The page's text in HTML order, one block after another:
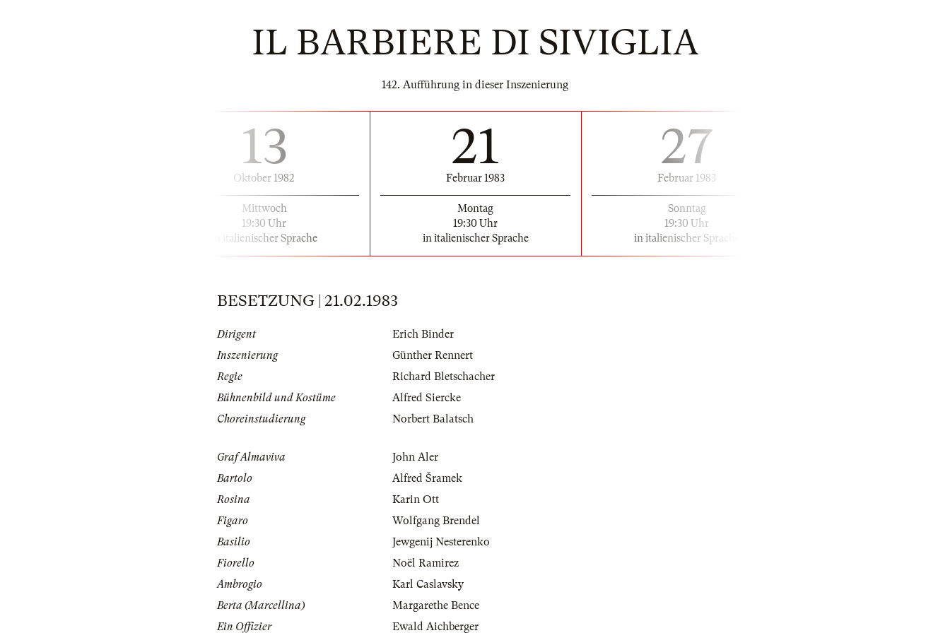
IL BARBIERE DI SIVIGLIA
142. Aufführung in dieser Inszenierung
13
Oktober 1982
Mittwoch
19:30 Uhr
in italienischer Sprache
21
Februar 1983
Montag
19:30 Uhr
in italienischer Sprache
27
Februar 1983
Sonntag
19:30 Uhr
in italienischer Sprache
BESETZUNG | 21.02.1983
Dirigent
Erich Binder
Inszenierung
Günther Rennert
Regie
Richard Bletschacher
Bühnenbild und Kostüme
Alfred Siercke
Choreinstudierung
Norbert Balatsch
Graf Almaviva
John Aler
Bartolo
Alfred Šramek
Rosina
Karin Ott
Figaro
Wolfgang Brendel
Basilio
Jewgenij Nesterenko
Fiorello
Noël Ramirez
Ambrogio
Karl Caslavsky
Berta (Marcellina)
Margarethe Bence
Ein Offizier
Ewald Aichberger